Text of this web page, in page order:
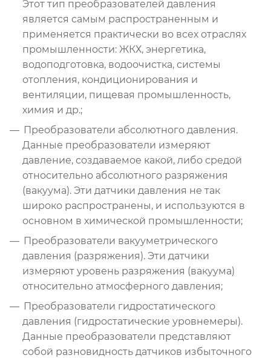
Этот тип преобразователей давления
является самым распространенным и
применяется практически во всех отраслях
промышленности: ЖКХ, энергетика,
водоподготовка, водоочистка, системы
отопления, кондиционирования и
вентиляции, пищевая промышленность,
химия и др.;
Преобразователи абсолютного давления.
Данные преобразователи измеряют
давление, создаваемое какой, либо средой
относительно абсолютного разряжения
(вакуума). Эти датчики давления не так
широко распространены, и используются в
основном в химической промышленности;
Преобразователи вакууметрического
давления (разряжения). Эти датчики
измеряют уровень разряжения (вакуума)
относительно атмосферного давления;
Преобразователи гидростатического
давления (гидростатические уровнемеры).
Данные преобразователи представляют
собой разновидность датчиков избыточного